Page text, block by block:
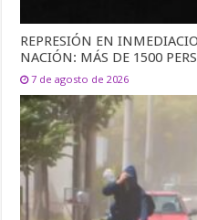
REPRESIÓN EN
NACIÓN: MÁS DE 1500
7 de agosto de 2026